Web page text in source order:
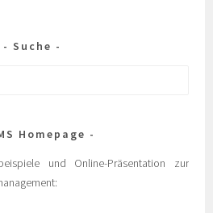
Suche
Homepage
und Online-Präsentation zur